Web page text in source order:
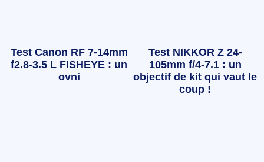
Test Canon RF 7-14mm
f2.8-3.5 L FISHEYE : un
ovni
Test NIKKOR Z 24-
105mm f/4-7.1 : un
objectif de kit qui vaut le
coup !